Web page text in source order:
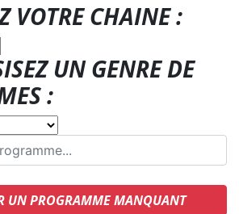
VOTRE CHAINE :
UN GENRE DE
:
UN PROGRAMME MANQUANT